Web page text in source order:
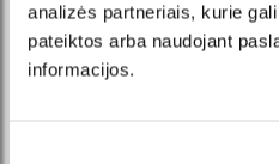
analizės partneriais, kurie
pateiktos arba naudojant
informacijos.
naujienos
registruokis ir visada pirmas
renginius ir vykdomas akcijas!